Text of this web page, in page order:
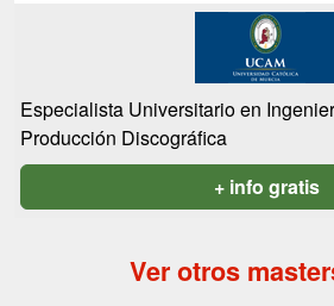
Especialista Universitario en
Producción Discográfica
+ info gratis
Ver otros